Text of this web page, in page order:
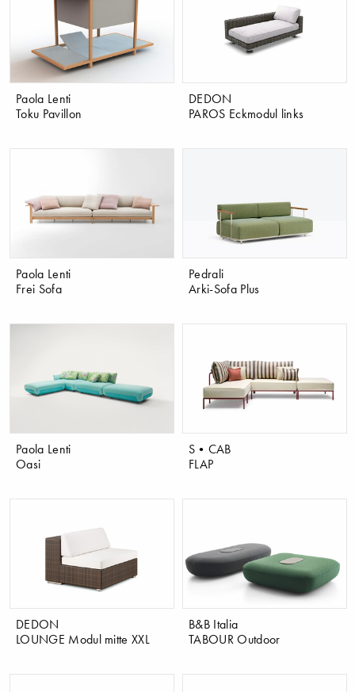
Paola Lenti
Toku Pavillon
DEDON
PAROS Eckmodul links
Paola Lenti
Frei Sofa
Pedrali
Arki-Sofa Plus
Paola Lenti
Oasi
S•CAB
FLAP
DEDON
LOUNGE Modul mitte XXL
B&B Italia
TABOUR Outdoor